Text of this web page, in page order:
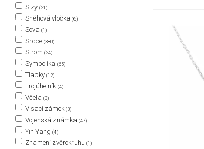
Slzy (21)
Sněhová vločka (6)
Sova (1)
Srdce (380)
Strom (24)
Symbolika (65)
Tlapky (12)
Trojúhelník (4)
Včela (3)
Visací zámek (3)
Vojenská známka (47)
Yin Yang (4)
Znamení zvěrokruhu (1)